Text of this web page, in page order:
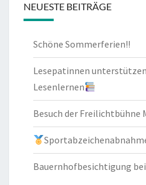
NEUESTE BEITRÄGE
Schöne Sommerferien!!
Lesepatinnen
Lesenlernen
Besuch der Freilichtbühne
Bauernhofbesichtigung